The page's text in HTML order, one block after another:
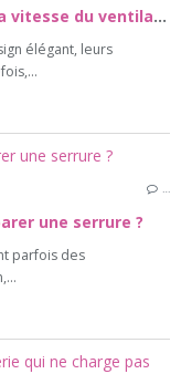
Bruit inhabituel et augmentation de la vitesse du ventilateur d'un Mac
élégant, leurs
une serrure ?
parfois des